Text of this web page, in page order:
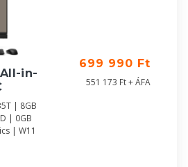
in-
| 8GB
| 0GB
| W11
699 990 Ft
551 173 Ft + ÁFA